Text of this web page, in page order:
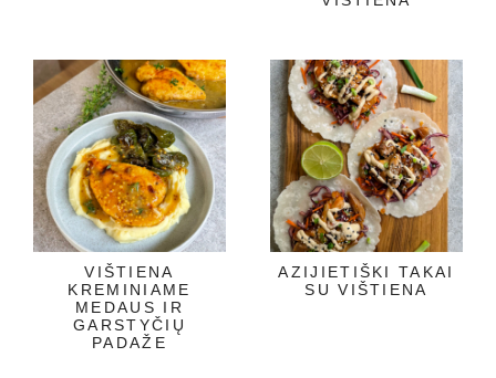
VIŠTIENA
KREMINIAME
MEDAUS IR
GARSTYČIŲ
PADAŽE
AZIJIETIŠKI TAKAI
SU VIŠTIENA